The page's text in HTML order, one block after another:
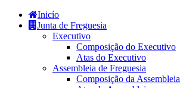
Inicío
Junta de Freguesia
Executivo
Composição do Executivo
Atas do Executivo
Assembleia de Freguesia
Composição da Assembleia